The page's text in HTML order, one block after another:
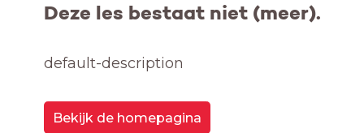
Deze les bestaat niet (meer).
default-description
Bekijk de homepagina